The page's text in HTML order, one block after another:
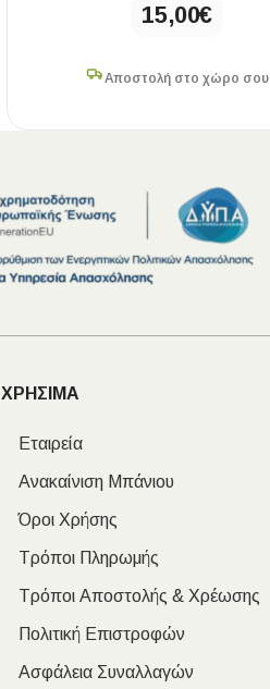
15,00€
Αποστολή στο χώρο σου
ΧΡΗΣΙΜΑ
Εταιρεία
Ανακαίνιση Μπάνιου
Όροι Χρήσης
Τρόποι Πληρωμής
Τρόποι Αποστολής & Χρέωσης
Πολιτική Επιστροφών
Ασφάλεια Συναλλαγών